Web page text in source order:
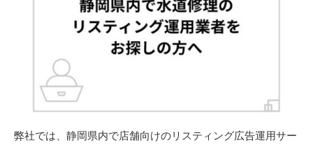
弊社では、静岡県内で店舗向けのリスティング広告運用サー